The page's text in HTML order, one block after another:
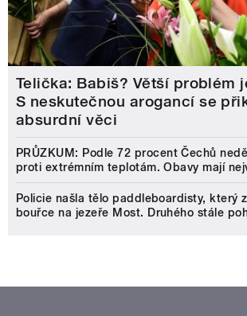
Telička: Babiš? Větší problém
S neskutečnou arogancí se
absurdní věci
PRŮZKUM: Podle 72 procent Čechů
proti extrémním teplotám. Obavy mají
Policie našla tělo paddleboardisty, který
bouřce na jezeře Most. Druhého stále